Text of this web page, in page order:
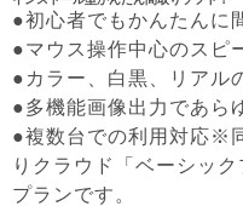
●初心者でもかんたんに
●マウス操作中心のスピ
●カラー、白黒、リアル
●多機能画像出力であら
●複数台での利用対応※
りクラウド「ベーシッ
プランです。